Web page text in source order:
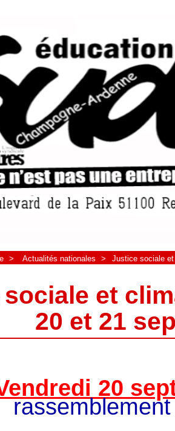
> Actualités nationales > Justice sociale
et
20 et 21
20